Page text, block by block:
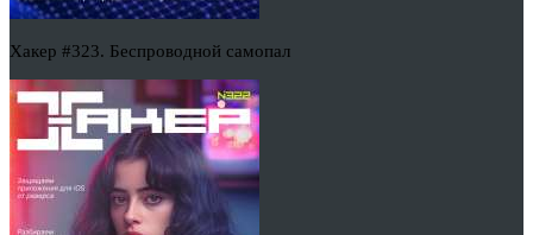
Хакер #323. Беспроводной самопал